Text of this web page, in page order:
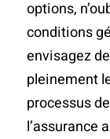
options,
conditions
envisagez
pleinement
processus
l’assurance